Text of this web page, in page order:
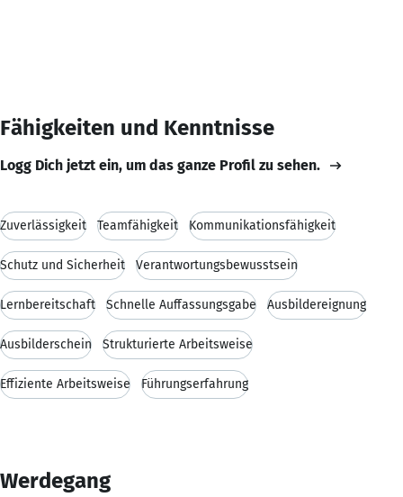
Fähigkeiten und Kenntnisse
Logg Dich jetzt ein, um das ganze Profil zu sehen.
Zuverlässigkeit Teamfähigkeit Kommunikationsfähigkeit
Schutz und Sicherheit Verantwortungsbewusstsein
Lernbereitschaft Schnelle Auffassungsgabe Ausbildereignung
Ausbilderschein Strukturierte Arbeitsweise
Effiziente Arbeitsweise Führungserfahrung
Werdegang